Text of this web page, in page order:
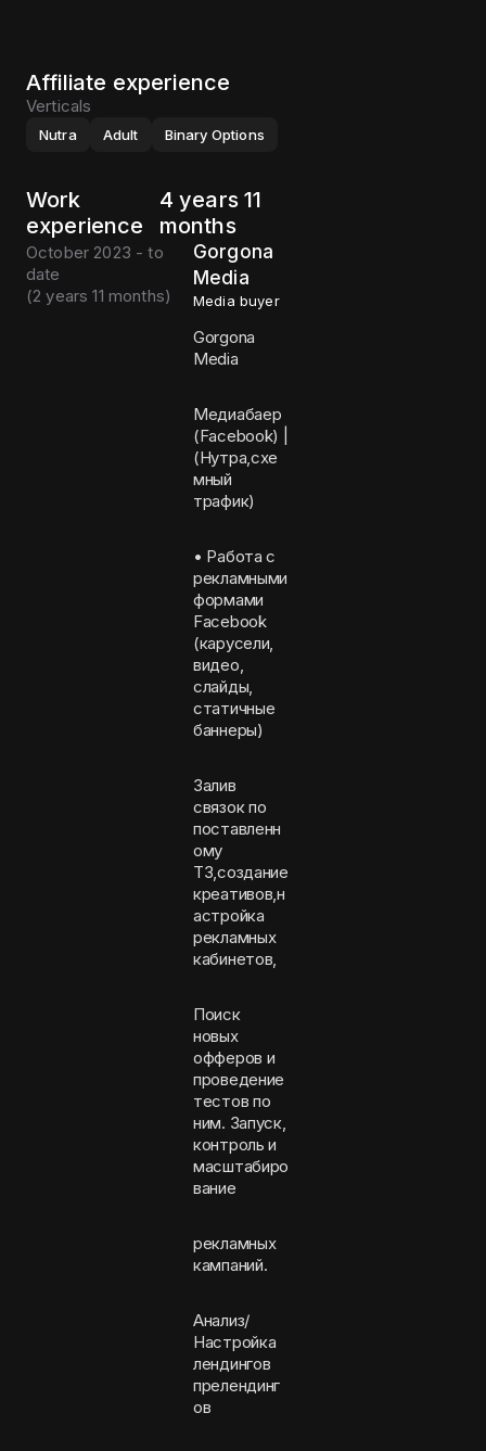
Affiliate experience
Verticals
Nutra Adult Binary Options
Work
experience
4 years 11
months
October 2023 - to
date
(2 years 11 months)
Gorgona
Media
Media buyer
Gorgona
Media
Медиабаер
(Facebook) |
(Нутра,схе
мный
трафик)
• Работа с
рекламными
формами
Facebook
(карусели,
видео,
слайды,
статичные
баннеры)
Залив
связок по
поставленн
ому
ТЗ,создание
креативов,н
астройка
рекламных
кабинетов,
Поиск
новых
офферов и
проведение
тестов по
ним. Запуск,
контроль и
масштабиро
вание
рекламных
кампаний.
Анализ/
Настройка
лендингов
прелендинг
ов